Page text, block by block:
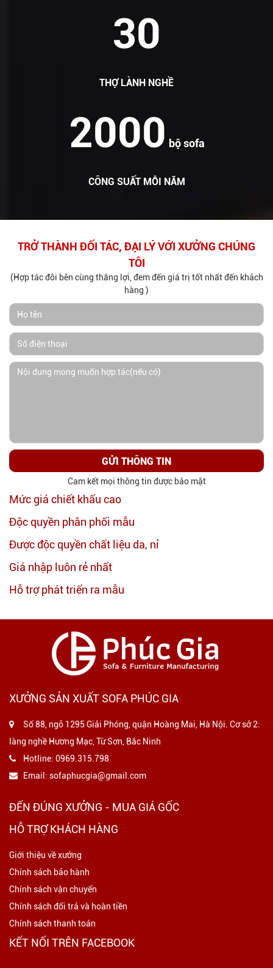
30
THỢ LÀNH NGHỀ
2000 bộ sofa
CÔNG SUẤT MỖI NĂM
TRỞ THÀNH ĐỐI TÁC, ĐẠI LÝ VỚI XƯỞNG CHÚNG
TÔI
(Hợp tác đôi bên cùng thắng lợi, đem đến giá trị tốt nhất đến khách
hàng )
GỬI THÔNG TIN
Cam kết mọi thông tin được bảo mật
Mức giá chiết khấu cao
Độc quyền phân phối mẫu
Được độc quyền chất liệu da, nỉ
Giá nhập luôn rẻ nhất
Hỗ trợ phát triển ra mẫu
XƯỞNG SẢN XUẤT SOFA PHÚC GIA
Số 88, ngõ 1295 Giải Phóng, quận Hoàng Mai, Hà Nội. Cơ sở 2:
làng nghề Hương Mạc, Từ Sơn, Bắc Ninh
Hotline: 0969.315.798
Email: sofaphucgia@gmail.com
ĐẾN ĐÚNG XƯỞNG - MUA GIÁ GỐC
HỖ TRỢ KHÁCH HÀNG
Giới thiệu về xưởng
Chính sách bảo hành
Chính sách vận chuyển
Chính sách đổi trả và hoàn tiền
Chính sách thanh toán
KẾT NỐI TRÊN FACEBOOK